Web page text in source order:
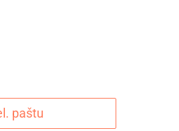
paštu